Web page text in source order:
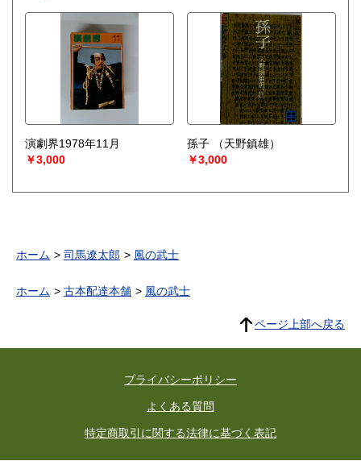
演劇界1978年11月
￥3,000
孫子
（天野鎮雄）
￥3,000
ホーム 司馬遼太郎 風の武士
ホーム 古本配達本舗 風の武士
ページ上部へ戻る
プライバシーポリシー
よくある質問
特定商取引に関する法律に基づく表記